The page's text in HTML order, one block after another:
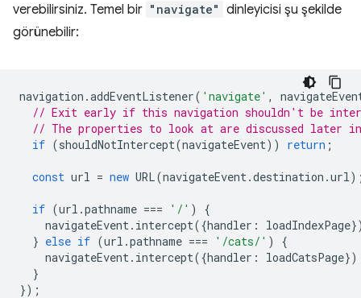
verebilirsiniz. Temel bir "navigate" dinleyicisi şu şekilde
görünebilir:
navigation .addEventListener( 'navigate' ,
// Exit early if this navigation shouldn't be
// The properties to look at are discussed later
if (shouldNotIntercept(navigateEvent)) return ;
const url = new URL(navigateEvent.destination .url
if (url .pathname === '/' )
{
navigateEvent. intercept({handler : loadIndexPage
} else if (url .pathname === '/cats/' )
{
navigateEvent. intercept({handler : loadCatsPage
}
});